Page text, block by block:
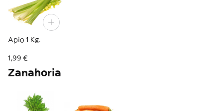
Apio 1 Kg.
1,99 €
Zanahoria